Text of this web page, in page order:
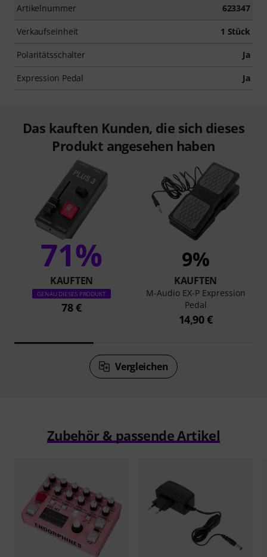
Artikelnummer 623347
Verkaufseinheit 1 Stück
Polaritätsschalter Ja
Expression Pedal Ja
Das kauften Kunden, die sich dieses
Produkt angesehen haben
71%
KAUFTEN
GENAU DIESES PRODUKT
78 €
9%
KAUFTEN
M-Audio EX-P Expression
Pedal
14,90 €
Vergleichen
Zubehör & passende Artikel